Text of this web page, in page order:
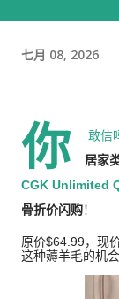
七月 08, 2026
你 敢信
居家
CGK Unlimited
骨折价闪购！
原价$64.99，现
这种薅羊毛的机